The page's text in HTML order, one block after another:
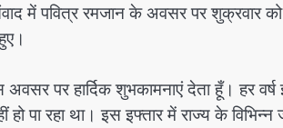
में पवित्र रमजान के अवसर पर शुक्रवार को
पर हार्दिक शुभकामनाएं देता हूँ। हर
हो पा रहा था। इस इफ्तार में राज्य के